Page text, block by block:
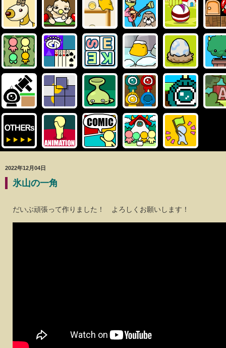
2022年12月04日
氷山の一角
だいぶ頑張って作りました！ よろしくお願いします！